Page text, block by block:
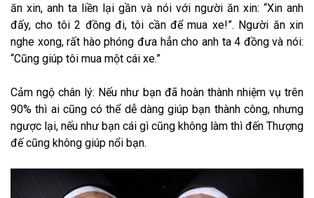
ăn xin, anh ta liền lại gần và nói với người ăn xin: “Xin anh
đấy, cho tôi 2 đồng đi, tôi cần để mua xe!”. Người ăn xin
nghe xong, rất hào phóng đưa hẳn cho anh ta 4 đồng và nói:
“Cũng giúp tôi mua một cái xe.”
Cảm ngộ chân lý: Nếu như bạn đã hoàn thành nhiệm vụ trên
90% thì ai cũng có thể dễ dàng giúp bạn thành công, nhưng
ngược lại, nếu như bạn cái gì cũng không làm thì đến Thượng
đế cũng không giúp nổi bạn.